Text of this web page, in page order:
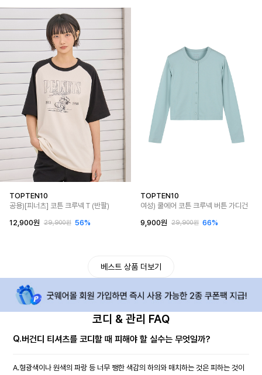
TOPTEN10
공용)[피너츠] 코튼 크루넥 T (반팔)
12,900원
29,900원 56%
TOPTEN10
여성) 쿨에어 코튼 크루넥 버튼 가디건
9,900원
29,900원 66%
베스트 상품 더보기
코디 & 관리 FAQ
Q.버건디 티셔츠를 코디할 때 피해야 할 실수는 무엇일까?
A.형광색이나 원색의 파랑 등 너무 쨍한 색감의 하의와 매치하는 것은 피하는 것이